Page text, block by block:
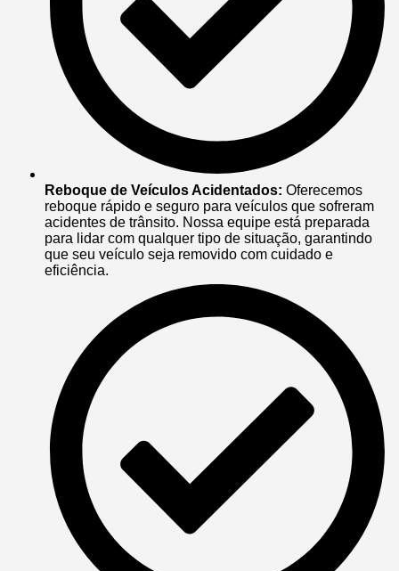
Reboque de Veículos Acidentados: Oferecemos
reboque rápido e seguro para veículos que sofreram
acidentes de trânsito. Nossa equipe está preparada
para lidar com qualquer tipo de situação, garantindo
que seu veículo seja removido com cuidado e
eficiência.